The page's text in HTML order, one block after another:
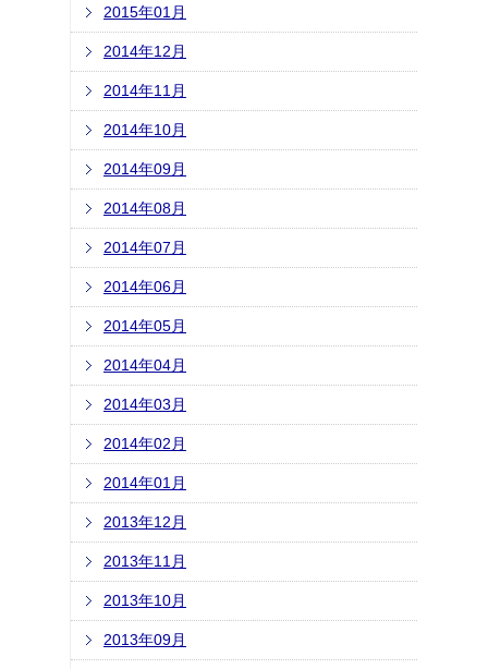
2015年01月
2014年12月
2014年11月
2014年10月
2014年09月
2014年08月
2014年07月
2014年06月
2014年05月
2014年04月
2014年03月
2014年02月
2014年01月
2013年12月
2013年11月
2013年10月
2013年09月